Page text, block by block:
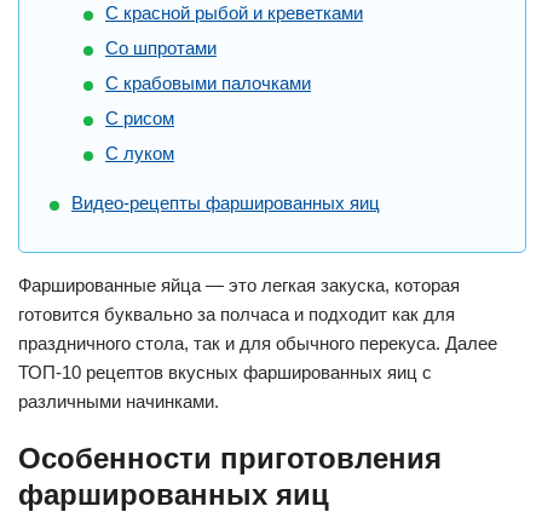
С красной рыбой и креветками
Со шпротами
С крабовыми палочками
С рисом
С луком
Видео-рецепты фаршированных яиц
Фаршированные яйца — это легкая закуска, которая
готовится буквально за полчаса и подходит как для
праздничного стола, так и для обычного перекуса. Далее
ТОП-10 рецептов вкусных фаршированных яиц с
различными начинками.
Особенности приготовления
фаршированных яиц